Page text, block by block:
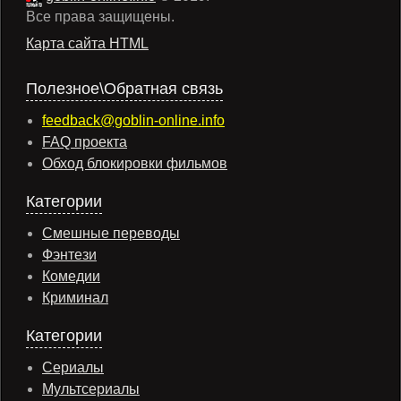
Все права защищены.
Карта сайта HTML
Полезное\Обратная связь
feedback@goblin-online.info
FAQ проекта
Обход блокировки фильмов
Категории
Смешные переводы
Фэнтези
Комедии
Криминал
Категории
Сериалы
Мультсериалы